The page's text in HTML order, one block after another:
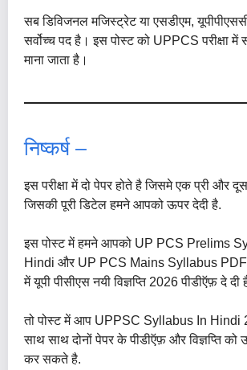
सब डिविजनल मजिस्ट्रेट या एसडीएम, यूपीपीएससी
सर्वोच्च पद है। इस पोस्ट को UPPCS परीक्षा में
माना जाता है।
निष्कर्ष –
इस परीक्षा में दो पेपर होते है जिसमे एक प्री और
जिसकी पूरी डिटेल हमने आपको ऊपर देदी है.
इस पोस्ट में हमने आपको UP PCS Prelims
Hindi और UP PCS Mains Syllabus
में यूपी पीसीएस नयी विज्ञप्ति 2026 पीडीऍफ़ दे दी
तो पोस्ट में आप UPPSC Syllabus In
साथ साथ दोनों पेपर के पीडीऍफ़ और विज्ञप्ति
कर सकते है.